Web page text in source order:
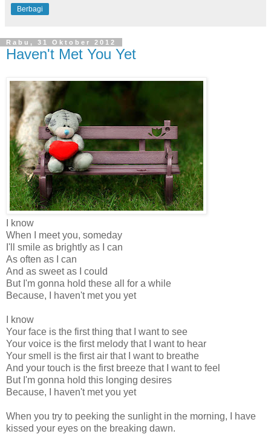
Berbagi
Rabu, 31 Oktober 2012
Haven't Met You Yet
I know
When I meet you, someday
I'll smile as brightly as I can
As often as I can
And as sweet as I could
But I'm gonna hold these all for a while
Because, I haven't met you yet
I know
Your face is the first thing that I want to see
Your voice is the first melody that I want to hear
Your smell is the first air that I want to breathe
And your touch is the first breeze that I want to feel
But I'm gonna hold this longing desires
Because, I haven't met you yet
When you try to peeking the sunlight in the morning, I have
kissed your eyes on the breaking dawn.